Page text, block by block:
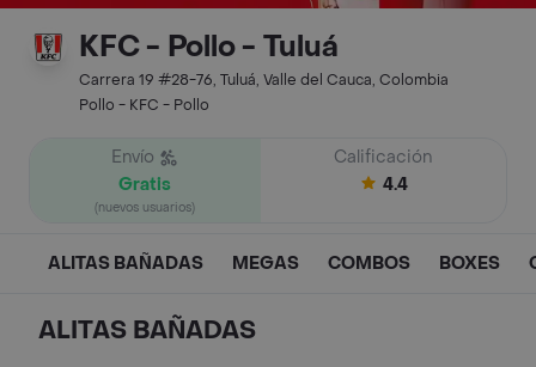
KFC - Pollo - Tuluá
Carrera 19 #28-76, Tuluá, Valle del Cauca, Colombia
Pollo - KFC - Pollo
Envío
Gratis
(nuevos usuarios)
Calificación
4.4
ALITAS BAÑADAS MEGAS COMBOS BOXES
ALITAS BAÑADAS